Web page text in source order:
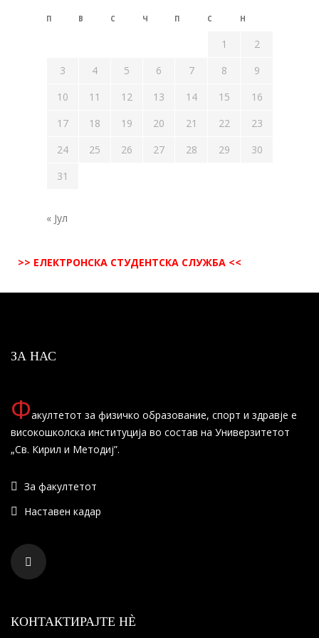
П В С Ч П С Н
1
2
3
4 5 6 7 8
9
10
11 12 13 14 15
16
17
18 19 20 21 22
23
24
25 26 27 28 29
30
31
« Јул
>> ЕЛЕКТРОНСКА СТУДЕНТСКА СЛУЖБА <<
ЗА НАС
Факултетот за физичко образование, спорт и здравје е
високошколска институција во состав на Универзитетот
„Св. Кирил и Методиј”.
За факултетот
Наставен кадар
КОНТАКТИРАЈТЕ НÈ